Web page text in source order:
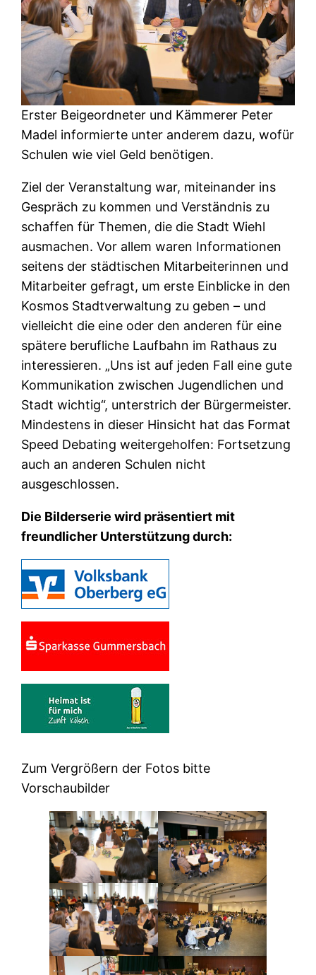
Erster Beigeordneter und Kämmerer Peter
Madel informierte unter anderem dazu, wofür
Schulen wie viel Geld benötigen.
Ziel der Veranstaltung war, miteinander ins
Gespräch zu kommen und Verständnis zu
schaffen für Themen, die die Stadt Wiehl
ausmachen. Vor allem waren Informationen
seitens der städtischen Mitarbeiterinnen und
Mitarbeiter gefragt, um erste Einblicke in den
Kosmos Stadtverwaltung zu geben – und
vielleicht die eine oder den anderen für eine
spätere berufliche Laufbahn im Rathaus zu
interessieren. „Uns ist auf jeden Fall eine gute
Kommunikation zwischen Jugendlichen und
Stadt wichtig“, unterstrich der Bürgermeister.
Mindestens in dieser Hinsicht hat das Format
Speed Debating weitergeholfen: Fortsetzung
auch an anderen Schulen nicht
ausgeschlossen.
Die Bilderserie wird präsentiert mit
freundlicher Unterstützung durch:
Zum Vergrößern der Fotos bitte
Vorschaubilder